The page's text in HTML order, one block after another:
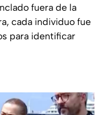
fuera de la
cada individuo fue
para identificar